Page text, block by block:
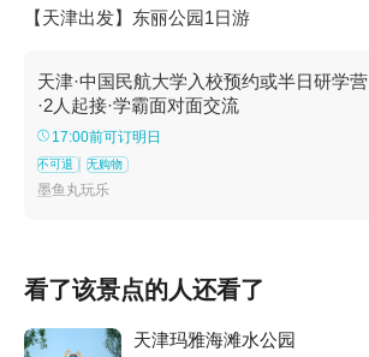
【天津出发】东丽公园1日游
天津·中国民航大学入校预约或半日研学营
·2人起接·学霸面对面交流
17:00前可订明日
不可退 无购物
墨鱼丸玩乐
看了该景点的人还看了
天津玛雅海滩水公园